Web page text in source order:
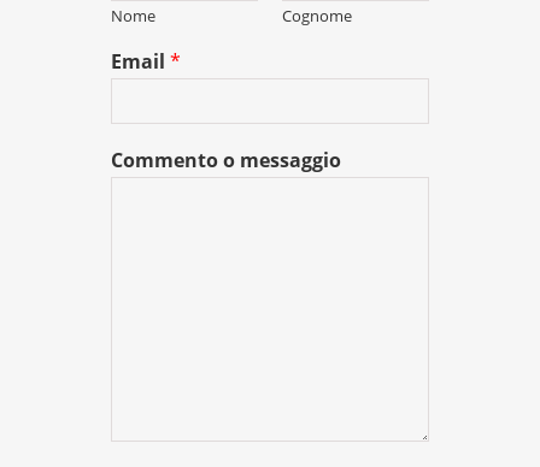
Nome Cognome
Email*
Commento o messaggio